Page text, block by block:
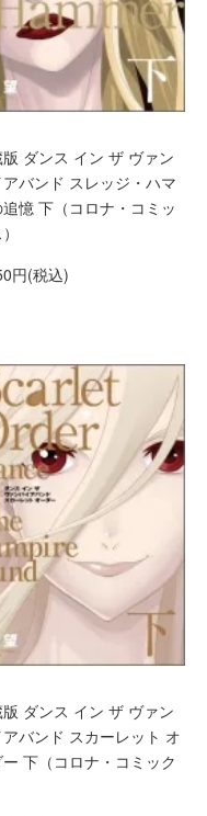
ダンス イン ザ ヴァン
バンド スレッジ・ハマ
憶 下（コロナ・コミッ
円(税込)
ダンス イン ザ ヴァン
バンド スカーレット オ
下（コロナ・コミック